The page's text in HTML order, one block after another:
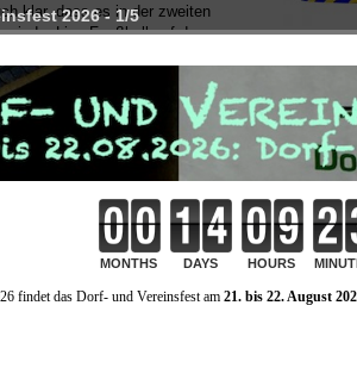
klar, dass es in der zweiten
wieder Live-Fusßball auf dem
es sich sicher nicht um die ganz
Duelle, aber es lohnt sich
ein Bier oder eine Bratwurst zu
vorbei zu schauen.
für die Saison 2022
Freitag, 24.06.2022 - 18:30 Uhr:
2026 - 1/5